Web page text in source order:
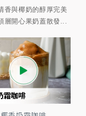
香與椰奶的醇厚完美
層開心果奶蓋散發...